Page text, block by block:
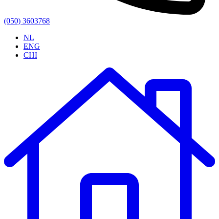
(050) 3603768
NL
ENG
CHI